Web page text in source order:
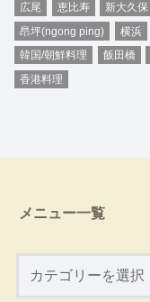
広尾
恵比寿 新大久保
昂坪(ngong ping)
横浜
韓国/朝鮮料理
飯田橋
香港料理
メニュー一覧